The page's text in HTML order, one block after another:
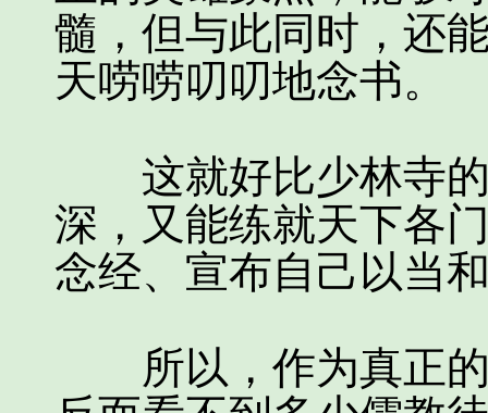
髓，但与此同时，还
天唠唠叨叨地念书。
这就好比少林寺的
深，又能练就天下各
念经、宣布自己以当
所以，作为真正的